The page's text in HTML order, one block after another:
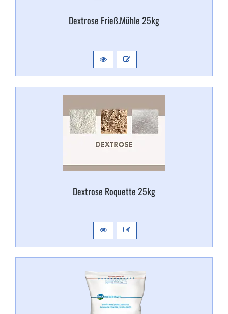
Dextrose Frieß.​Mühle 25kg
Dextrose Roquette 25kg